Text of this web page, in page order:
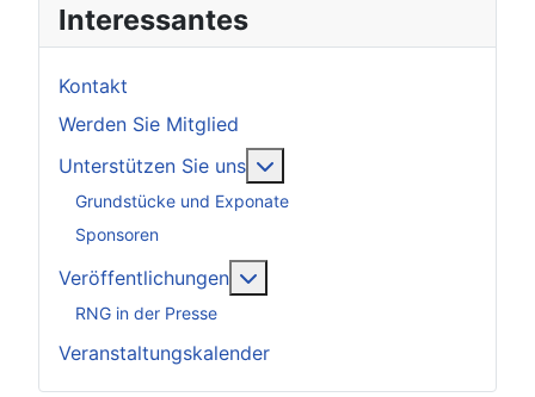
Interessantes
Kontakt
Werden Sie Mitglied
Unterstützen Sie uns
Grundstücke und Exponate
Sponsoren
Veröffentlichungen
RNG in der Presse
Veranstaltungskalender